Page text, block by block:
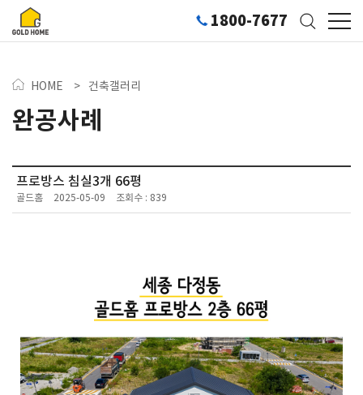
1800-7677
HOME > 건축갤러리
완공사례
프로방스 침실3개 66평
골드홈 2025-05-09 조회수 : 839